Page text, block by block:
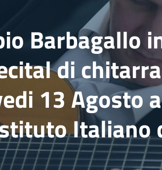
Barbagallo
di
13 Agosto
Italiano